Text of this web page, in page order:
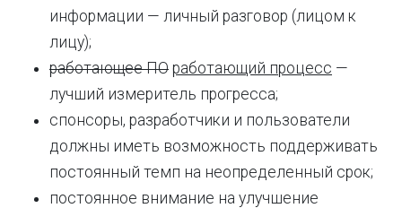
информации — личный разговор (лицом к
лицу);
работающее ПО работающий процесс —
лучший измеритель прогресса;
спонсоры, разработчики и пользователи
должны иметь возможность поддерживать
постоянный темп на неопределенный срок;
постоянное внимание на улучшение